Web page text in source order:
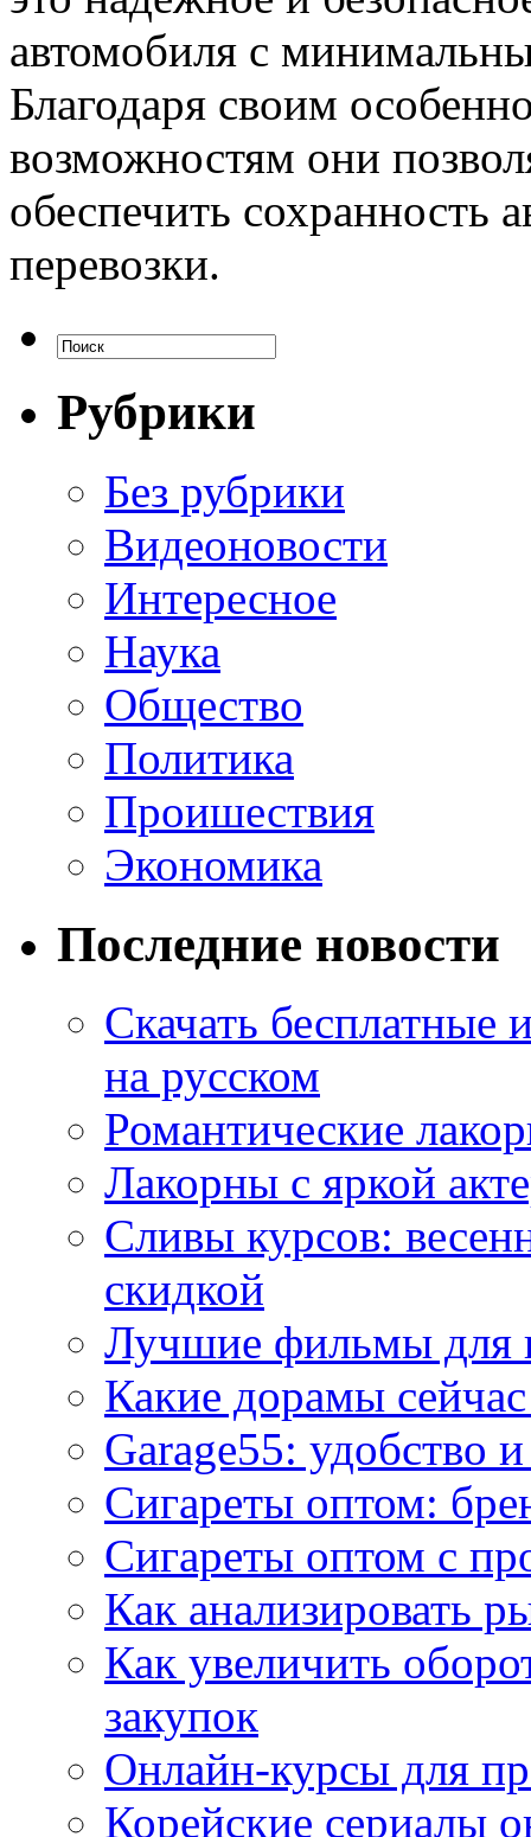
автомобиля с
Благодаря своим
возможностям они
обеспечить сохранность
перевозки.
Рубрики
Без рубрики
Видеоновости
Интересное
Наука
Общество
Политика
Проишествия
Экономика
Последние новости
Скачать
на русском
Романтические
Лакорны с яркой
Сливы курсов:
скидкой
Лучшие фильмы для
Какие дорамы
Garage55: удобство
Сигареты оптом:
Сигареты оптом с
Как анализировать
Как увеличить
закупок
Онлайн-курсы для
Корейские сериалы